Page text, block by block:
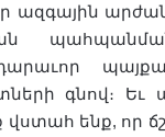
ազգային
գնով։ Եւ
վստահ ենք, որ